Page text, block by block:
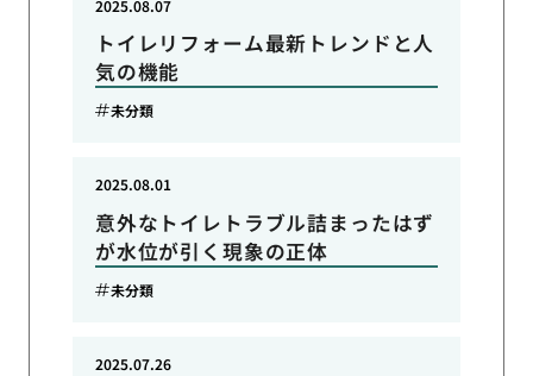
トイレリフォーム最新トレンドと人
気の機能
2025.08.07
未分類
意外なトイレトラブル詰まったはず
が水位が引く現象の正体
2025.08.01
未分類
2025.07.26